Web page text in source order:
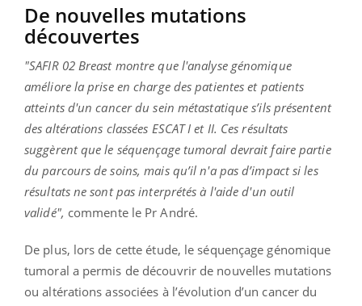
De nouvelles mutations
découvertes
"SAFIR 02 Breast montre que l'analyse génomique
améliore la prise en charge des patientes et patients
atteints d'un cancer du sein métastatique s’ils présentent
des altérations classées ESCAT I et II. Ces résultats
suggèrent que le séquençage tumoral devrait faire partie
du parcours de soins, mais qu’il n'a pas d’impact si les
résultats ne sont pas interprétés à l'aide d'un outil
validé", commente le Pr André.
De plus, lors de cette étude, le séquençage génomique
tumoral a permis de découvrir de nouvelles mutations
ou altérations associées à l’évolution d’un cancer du